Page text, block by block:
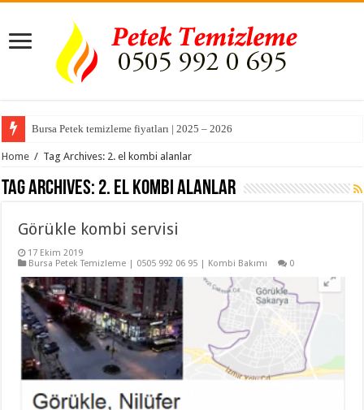
Bursa Petek temizleme fiyatları | 2025 – 2026
Home / Tag Archives: 2. el kombi alanlar
Tag Archives: 2. el kombi alanlar
Görükle kombi servisi
17 Ekim 2019
Bursa Petek Temizleme | 0505 992 06 95 | Kombi Bakımı
0